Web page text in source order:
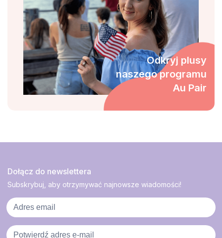
Odkryj plusy
naszego programu
Au Pair
Dołącz do newslettera
Subskrybuj, aby otrzymywać najnowsze wiadomości!